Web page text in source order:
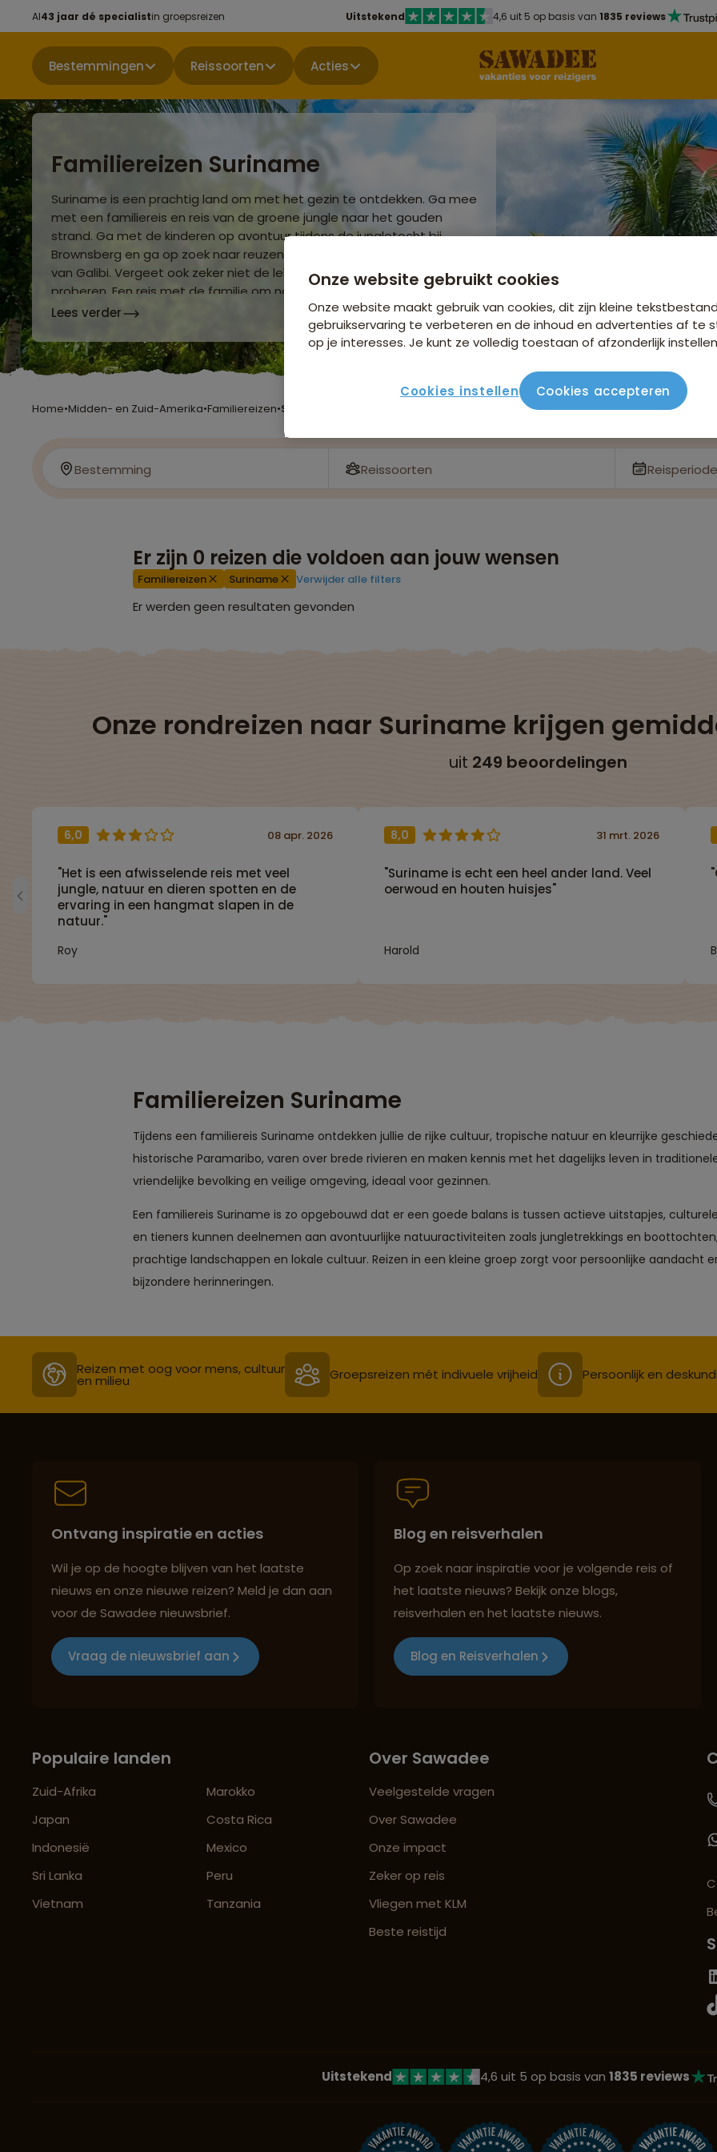
Al43 jaar dé specialistin groepsreizen Uitstekend 4,6 uit 5 op basis van 1835 reviews
Bestemmingen Reissoorten Acties
Familiereizen Suriname
Suriname is een prachtig land om met het gezin te ontdekken. Ga mee
met een familiereis en reis van de groene jungle naar het gouden
strand. Ga met de kinderen op avontuur tijdens de jungletocht bij
Brownsberg en ga op zoek naar reuzenschildpadden op het legstrand
van Galibi. Vergeet ook zeker niet de lekkere traditionele Roti te
proberen. Een reis met de familie om nooit te vergeten!
Lees verder
Home•Midden- en Zuid-Amerika•Familiereizen•Suriname
Bestemming Reissoorten Reisperiode
Er zijn 0 reizen die voldoen aan jouw wensen
Familiereizen Suriname Verwijder alle filters
Er werden geen resultaten gevonden
Onze rondreizen naar Suriname krijgen
uit 249 beoordelingen
6,0
"Het is een afwisselende reis met veel
jungle, natuur en dieren spotten en de
ervaring in een hangmat slapen in de
natuur."
Roy
08 apr. 2026 8,0
"Suriname is echt een heel ander land. Veel
oerwoud en houten huisjes"
Harold
31 mrt. 2026
Familiereizen Suriname
Tijdens een familiereis Suriname ontdekken jullie de rijke cultuur, tropische natuur en kleurrijke
historische Paramaribo, varen over brede rivieren en maken kennis met het dagelijks leven in
vriendelijke bevolking en veilige omgeving, ideaal voor gezinnen.
Een familiereis Suriname is zo opgebouwd dat er een goede balans is tussen actieve uitstapjes,
en tieners kunnen deelnemen aan avontuurlijke natuuractiviteiten zoals jungletrekkings en
prachtige landschappen en lokale cultuur. Reizen in een kleine groep zorgt voor persoonlijke aandacht
bijzondere herinneringen.
Reizen met oog voor mens, cultuur
en milieu Groepsreizen mét indivuele vrijheid Persoonlijk en
Ontvang inspiratie en acties
Wil je op de hoogte blijven van het laatste
nieuws en onze nieuwe reizen? Meld je dan aan
voor de Sawadee nieuwsbrief.
Vraag de nieuwsbrief aan
Blog en reisverhalen
Op zoek naar inspiratie voor je volgende reis of
het laatste nieuws? Bekijk onze blogs,
reisverhalen en het laatste nieuws.
Blog en Reisverhalen
Populaire landen
Zuid-Afrika
Japan
Indonesië
Sri Lanka
Vietnam
Marokko
Costa Rica
Mexico
Peru
Tanzania
Over Sawadee
Veelgestelde vragen
Over Sawadee
Onze impact
Zeker op reis
Vliegen met KLM
Beste reistijd
Uitstekend 4,6 uit 5 op basis van 1835 reviews
Onze website gebruikt cookies
Onze website maakt gebruik van cookies, dit zijn kleine
gebruikservaring te verbeteren en de inhoud en advertenties af te
op je interesses. Je kunt ze volledig toestaan of afzonderlijk
Cookies instellen Cookies accepteren